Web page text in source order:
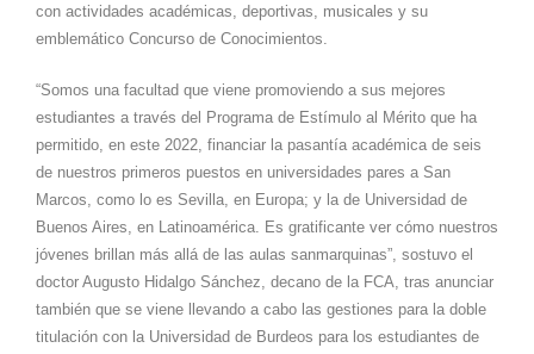
con actividades académicas, deportivas, musicales y su
emblemático Concurso de Conocimientos.
“Somos una facultad que viene promoviendo a sus mejores
estudiantes a través del Programa de Estímulo al Mérito que ha
permitido, en este 2022, financiar la pasantía académica de seis
de nuestros primeros puestos en universidades pares a San
Marcos, como lo es Sevilla, en Europa; y la de Universidad de
Buenos Aires, en Latinoamérica. Es gratificante ver cómo nuestros
jóvenes brillan más allá de las aulas sanmarquinas”, sostuvo el
doctor Augusto Hidalgo Sánchez, decano de la FCA, tras anunciar
también que se viene llevando a cabo las gestiones para la doble
titulación con la Universidad de Burdeos para los estudiantes de